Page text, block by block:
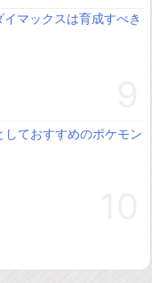
イマックスは育成すべき
ておすすめのポケモン